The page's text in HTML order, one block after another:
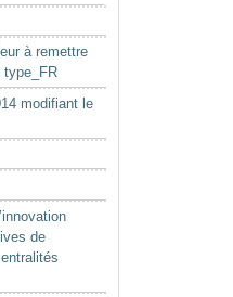
à remettre
type_FR
modifiant le
de